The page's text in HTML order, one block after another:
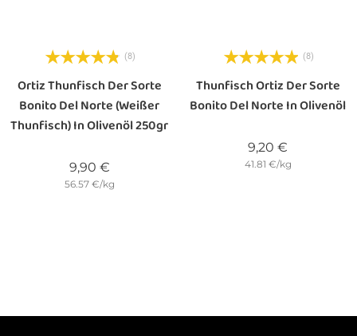
(8)
Ortiz Thunfisch Der Sorte
Bonito Del Norte (Weißer
Thunfisch) In Olivenöl 250gr
9,90 €Preis
56.57 €/kg
(8)
Thunfisch Ortiz Der Sorte
Bonito Del Norte In Olivenöl
9,20 €
41.81 €/kg